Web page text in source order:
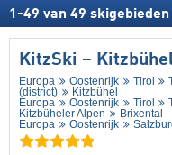
1 -49 van 49 skigebieden
KitzSki –
Europa Oostenrijk Tirol
(district)
Kitzbühel
Europa
Oostenrijk Tirol
Kitzbüheler Alpen
Brixental
Europa
Oostenrijk